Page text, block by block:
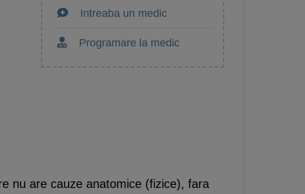
Intreaba un medic
Programare la medic
nu are cauze anatomice (fizice), fara